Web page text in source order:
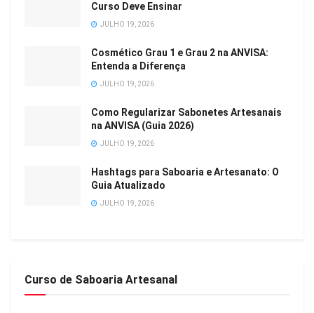
Curso Deve Ensinar
JULHO 19, 2026
Cosmético Grau 1 e Grau 2 na ANVISA:
Entenda a Diferença
JULHO 19, 2026
Como Regularizar Sabonetes Artesanais
na ANVISA (Guia 2026)
JULHO 19, 2026
Hashtags para Saboaria e Artesanato: O
Guia Atualizado
JULHO 19, 2026
Curso de Saboaria Artesanal